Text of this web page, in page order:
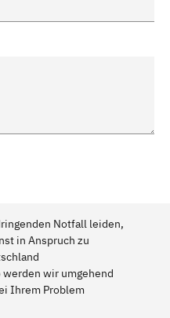
Notfall leiden,
in Anspruch zu
wir umgehend
Ihrem Problem